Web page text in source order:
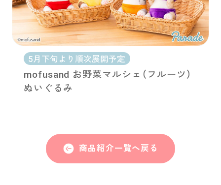
5月下旬より順次展開予定
mofusand お野菜マルシェ（フルーツ）
ぬいぐるみ
商品紹介一覧へ戻る